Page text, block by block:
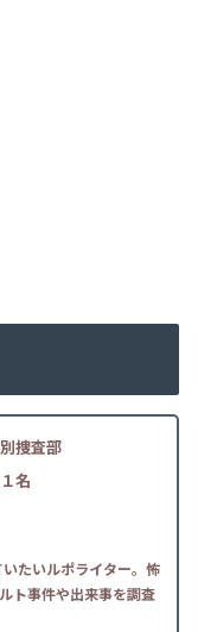
捜査部
１名
たいルポライター。怖
ト事件や出来事を調査